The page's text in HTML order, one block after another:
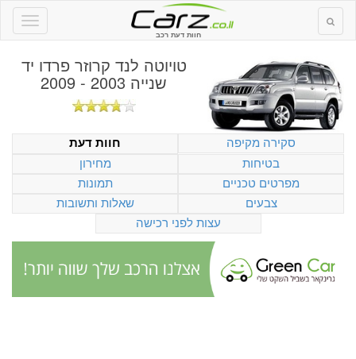
חוות דעת רכב
טויוטה לנד קרוזר פרדו יד
שנייה 2003 - 2009
סקירה מקיפה
חוות דעת
בטיחות
מחירון
מפרטים טכניים
תמונות
צבעים
שאלות ותשובות
עצות לפני רכישה